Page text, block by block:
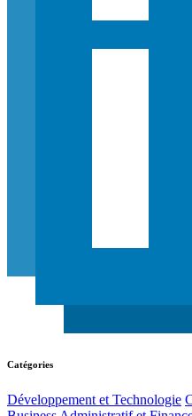
Catégories
Développement et Technologie